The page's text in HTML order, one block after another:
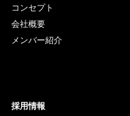
コンセプト
会社概要
メンバー紹介
採用情報